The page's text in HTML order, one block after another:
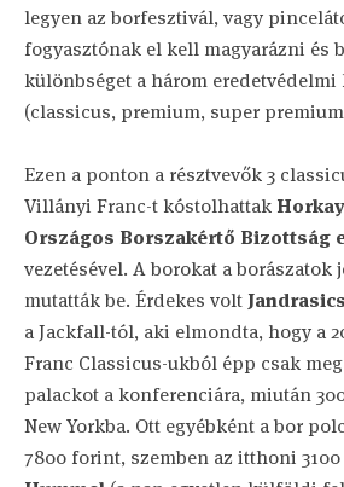
legyen az borfesztivál, vagy
fogyasztónak el kell magyarázni és
különbséget a három eredetvédelmi
(classicus, premium, super
Ezen a ponton a résztvevők 3
Villányi Franc-t kóstolhattak
Országos Borszakértő Bizottság
vezetésével. A borokat a
mutatták be. Érdekes volt
a Jackfall-tól, aki elmondta, hogy a
Franc Classicus-ukból épp csak
palackot a konferenciára, miután
New Yorkba. Ott egyébként a bor
7800 forint, szemben az itthoni